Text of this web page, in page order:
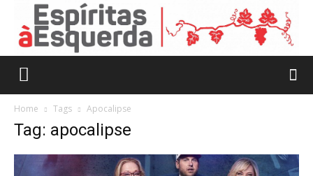
Home Tags Apocalipse
Tag: apocalipse